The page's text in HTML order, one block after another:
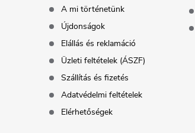
A mi történetünk
Újdonságok
Elállás és reklamáció
Üzleti feltételek (ÁSZF)
Szállítás és fizetés
Adatvédelmi feltételek
Elérhetőségek